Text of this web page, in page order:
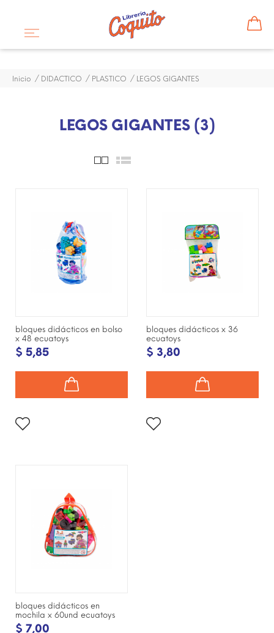
Inicio DIDACTICO PLASTICO LEGOS GIGANTES
LEGOS GIGANTES (3)
bloques didácticos en bolso
x 48 ecuatoys
$ 5,85
bloques didácticos x 36
ecuatoys
$ 3,80
bloques didácticos en
mochila x 60und ecuatoys
$ 7,00